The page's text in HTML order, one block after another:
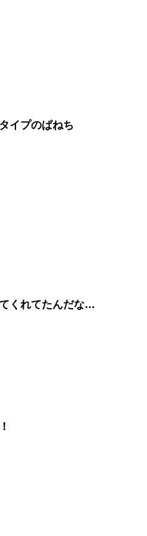
イプのぱねち
くれてたんだな…